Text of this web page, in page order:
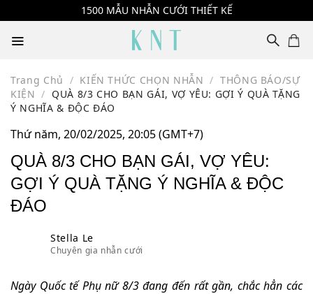
to
content
1500 MẪU NHẪN CƯỚI THIẾT KẾ
Trang Chủ / KIẾN THỨC CHỌN NHẪN / THÔNG BÁO/SỰ
KIỆN / QUÀ 8/3 CHO BẠN GÁI, VỢ YÊU: GỢI Ý QUÀ TẶNG
Ý NGHĨA & ĐỘC ĐÁO
Thứ năm, 20/02/2025, 20:05 (GMT+7)
QUÀ 8/3 CHO BẠN GÁI, VỢ YÊU:
GỢI Ý QUÀ TẶNG Ý NGHĨA & ĐỘC
ĐÁO
Stella Le
Chuyên gia nhẫn cưới
Ngày Quốc tế Phụ nữ 8/3 đang đến rất gần, chắc hẳn các